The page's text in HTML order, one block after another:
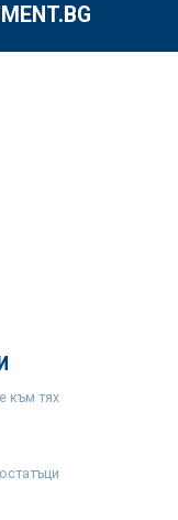
към тях